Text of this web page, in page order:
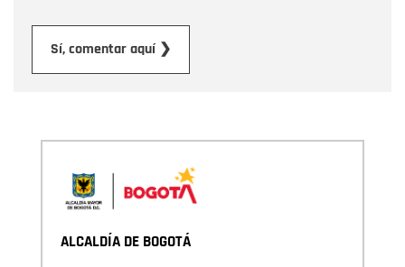
Sí, comentar aquí ❯
ALCALDÍA DE BOGOTÁ